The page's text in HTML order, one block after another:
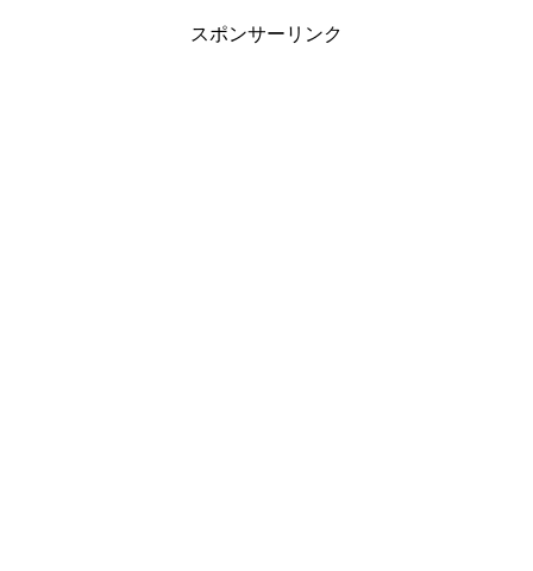
スポンサーリンク